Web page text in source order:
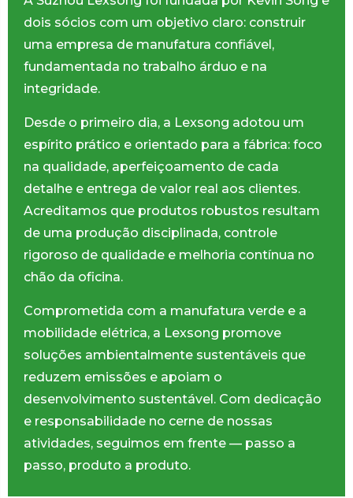
dois sócios com um objetivo claro: construir
uma empresa de manufatura confiável,
fundamentada no trabalho árduo e na
integridade.
Desde o primeiro dia, a Lexsong adotou um
espírito prático e orientado para a fábrica: foco
na qualidade, aperfeiçoamento de cada
detalhe e entrega de valor real aos clientes.
Acreditamos que produtos robustos resultam
de uma produção disciplinada, controle
rigoroso de qualidade e melhoria contínua no
chão da oficina.
Comprometida com a manufatura verde e a
mobilidade elétrica, a Lexsong promove
soluções ambientalmente sustentáveis que
reduzem emissões e apoiam o
desenvolvimento sustentável. Com dedicação
e responsabilidade no cerne de nossas
atividades, seguimos em frente — passo a
passo, produto a produto.